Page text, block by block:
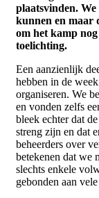
plaatsvinden.
kunnen en maar
om het kamp
toelichting.
Een aanzienlijk
hebben in de
organiseren. We
en vonden zelfs
bleek echter dat
streng zijn en dat
beheerders over
betekenen dat we
slechts enkele
gebonden aan